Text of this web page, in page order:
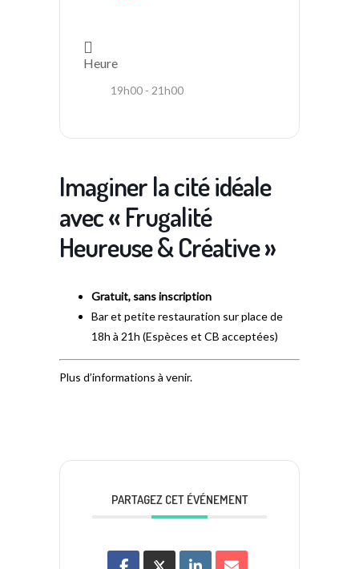
Heure
19h00 - 21h00
Imaginer la cité idéale
avec « Frugalité
Heureuse & Créative »
Gratuit, sans inscription
Bar et petite restauration sur place de
18h à 21h (Espèces et CB acceptées)
Plus d’informations à venir.
PARTAGEZ CET ÉVÉNEMENT